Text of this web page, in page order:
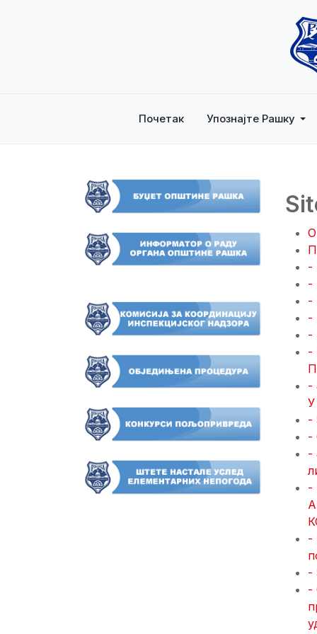
Почетак Упознајте Рашку
-
-
-
-
-
-
-
-
-
-
-
-
-
-